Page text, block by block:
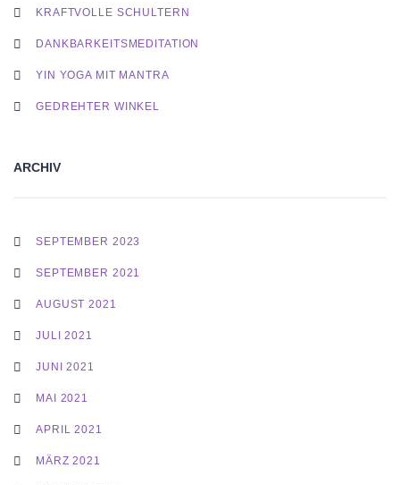
KRAFTVOLLE SCHULTERN
DANKBARKEITSMEDITATION
YIN YOGA MIT MANTRA
GEDREHTER WINKEL
ARCHIV
SEPTEMBER 2023
SEPTEMBER 2021
AUGUST 2021
JULI 2021
JUNI 2021
MAI 2021
APRIL 2021
MÄRZ 2021